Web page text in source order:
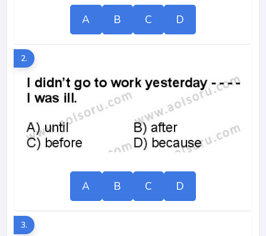
A B C D
2.
A B C D
3.